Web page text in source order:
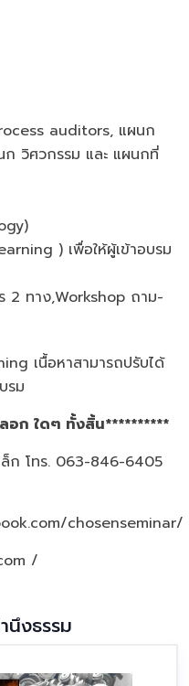
auditors, แผนก
วิศวกรรม และ แผนกที่
) เพื่อให้ผู้เข้าอบรม
2 ทาง,Workshop ถาม-
เนื้อหาสามารถปรับได้
รม
อก ใดๆ ทั้งสิ้น**********
ก โทร. 063-846-6405
chosenseminar/
/
งธรรม